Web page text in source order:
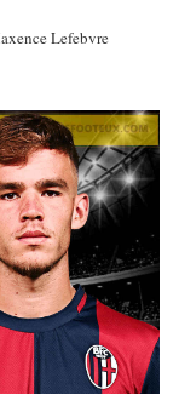
Lefebvre